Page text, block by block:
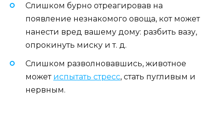
Слишком бурно отреагировав на
появление незнакомого овоща, кот может
нанести вред вашему дому: разбить вазу,
опрокинуть миску и т. д.
Слишком разволновавшись, животное
может испытать стресс, стать пугливым и
нервным.